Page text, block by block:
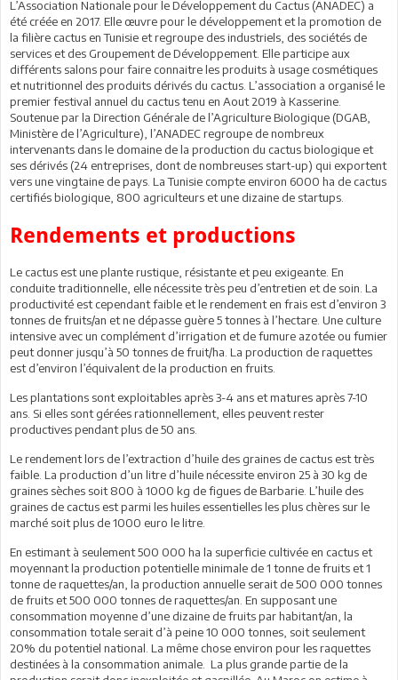
L’Association Nationale pour le Développement du Cactus (ANADEC) a
été créée en 2017. Elle œuvre pour le développement et la promotion de
la filière cactus en Tunisie et regroupe des industriels, des sociétés de
services et des Groupement de Développement. Elle participe aux
différents salons pour faire connaitre les produits à usage cosmétiques
et nutritionnel des produits dérivés du cactus. L’association a organisé le
premier festival annuel du cactus tenu en Aout 2019 à Kasserine.
Soutenue par la Direction Générale de l’Agriculture Biologique (DGAB,
Ministère de l’Agriculture), l’ANADEC regroupe de nombreux
intervenants dans le domaine de la production du cactus biologique et
ses dérivés (24 entreprises, dont de nombreuses start-up) qui exportent
vers une vingtaine de pays. La Tunisie compte environ 6000 ha de cactus
certifiés biologique, 800 agriculteurs et une dizaine de startups.
Rendements et productions
Le cactus est une plante rustique, résistante et peu exigeante. En
conduite traditionnelle, elle nécessite très peu d’entretien et de soin. La
productivité est cependant faible et le rendement en frais est d’environ 3
tonnes de fruits/an et ne dépasse guère 5 tonnes à l’hectare. Une culture
intensive avec un complément d’irrigation et de fumure azotée ou fumier
peut donner jusqu’à 50 tonnes de fruit/ha. La production de raquettes
est d’environ l’équivalent de la production en fruits.
Les plantations sont exploitables après 3-4 ans et matures après 7-10
ans. Si elles sont gérées rationnellement, elles peuvent rester
productives pendant plus de 50 ans.
Le rendement lors de l’extraction d’huile des graines de cactus est très
faible. La production d’un litre d’huile nécessite environ 25 à 30 kg de
graines sèches soit 800 à 1000 kg de figues de Barbarie. L’huile des
graines de cactus est parmi les huiles essentielles les plus chères sur le
marché soit plus de 1000 euro le litre.
En estimant à seulement 500 000 ha la superficie cultivée en cactus et
moyennant la production potentielle minimale de 1 tonne de fruits et 1
tonne de raquettes/an, la production annuelle serait de 500 000 tonnes
de fruits et 500 000 tonnes de raquettes/an. En supposant une
consommation moyenne d’une dizaine de fruits par habitant/an, la
consommation totale serait d’à peine 10 000 tonnes, soit seulement
20% du potentiel national. La même chose environ pour les raquettes
destinées à la consommation animale. La plus grande partie de la